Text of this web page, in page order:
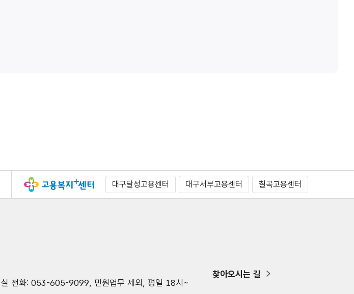
대구달성고용센터 대구서부고용센터 칠곡고용센터
실 전화: 053-605-9099, 민원업무 제외, 평일 18시~
찾아오시는 길